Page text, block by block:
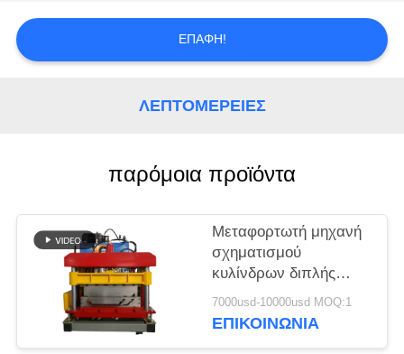
ΕΠΑΦΉ!
ΛΕΠΤΟΜΈΡΕΙΕΣ
παρόμοια προϊόντα
Μεταφορτωτή μηχανή
σχηματισμού
κυλίνδρων διπλής
κλειδαριάς με στέρεο
πλέγμα οροφής με
7000usd-10000usd MOQ:1
ΕΠΙΚΟΙΝΩΝΙΑ